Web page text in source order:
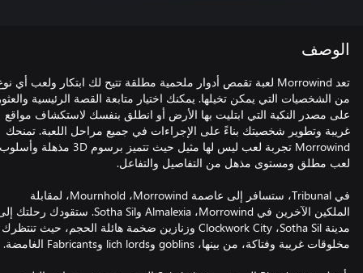
تعد Morrowind لعبة تقمص أدوار ملحمية مطلقة تتيح لك ابتكار ولعب أي نوع
الشخصيات التي يمكن تخيلها. يمكنك اختيار متابعة القصة الرئيسية والعثور
مصدر النكبة التي ابتليت بها الأرض أو انطلق بنفسك لاستكشاف مواقع
وتطوير شخصيتك بناءً على الإجراءات في جميع مراحل اللعبة. تمنحك
Morrowind تجربة لعب ليس لها مثيل حيث تتميز برسوم 3D مذهلة وأسلوب
في Tribunal، ستسافر إلى عاصمة Morrowind،‏ Mournhold، لمقابلة
الملكين الآخرين في Morrowind،‏ Almalexia وSotha Sil. ستقودك رحلتك إلى
مدينة Sotha Sil،‏ Clockwork City وزنازين ضخمة هائلة الحجم، حيث تنتظرك